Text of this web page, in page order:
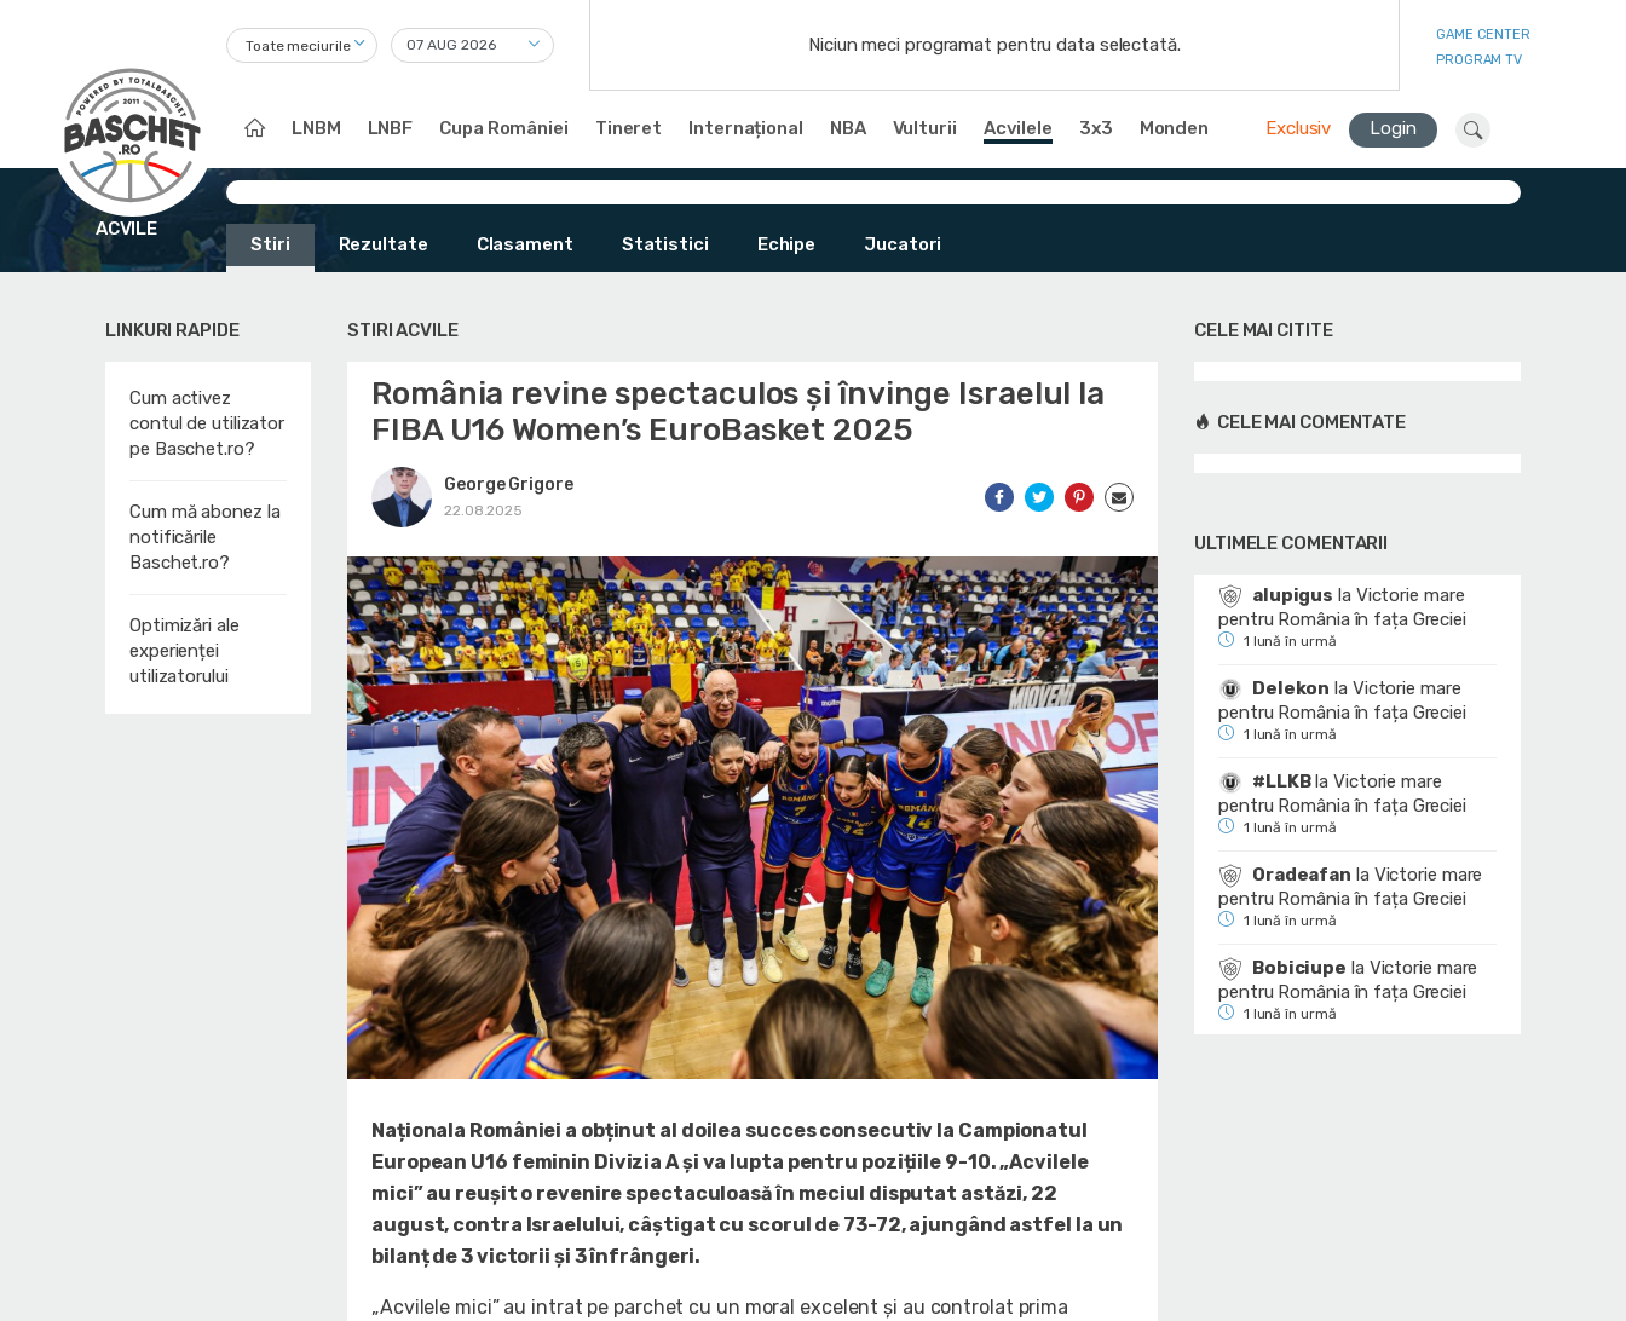
Toate meciurile Niciun meci programat pentru data selectată.
GAME CENTER
PROGRAM TV
LNBM LNBF Cupa României Tineret Internațional NBA Vulturii Acvilele 3x3 Monden Exclusiv Login
ACVILE
Stiri Rezultate Clasament Statistici Echipe Jucatori
LINKURI RAPIDE
Cum activez
contul de utilizator
pe Baschet.ro?
Cum mă abonez la
notificările
Baschet.ro?
Optimizări ale
experienței
utilizatorului
STIRI ACVILE
România revine spectaculos și învinge Israelul la
FIBA U16 Women’s EuroBasket 2025
George Grigore
22.08.2025
Naționala României a obținut al doilea succes consecutiv la Campionatul
European U16 feminin Divizia A și va lupta pentru pozițiile 9-10. „Acvilele
mici” au reușit o revenire spectaculoasă în meciul disputat astăzi, 22
august, contra Israelului, câștigat cu scorul de 73-72, ajungând astfel la un
bilanț de 3 victorii și 3 înfrângeri.
„Acvilele mici” au intrat pe parchet cu un moral excelent și au controlat prima
CELE MAI CITITE
CELE MAI COMENTATE
ULTIMELE COMENTARII
alupigus la Victorie mare
pentru România în fața Greciei
1 lună în urmă
Delekon la Victorie mare
pentru România în fața Greciei
1 lună în urmă
#LLKBlaVictorie mare
pentru România în fața Greciei
1 lună în urmă
Oradeafan la Victorie mare
pentru România în fața Greciei
1 lună în urmă
Bobiciupe la Victorie mare
pentru România în fața Greciei
1 lună în urmă